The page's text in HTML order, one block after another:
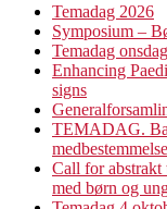
Temadag 2026
Symposium –
Temadag
Enhancing
signs
TEMADAG.
medbestemmelse
Call for abstrakt
med børn og